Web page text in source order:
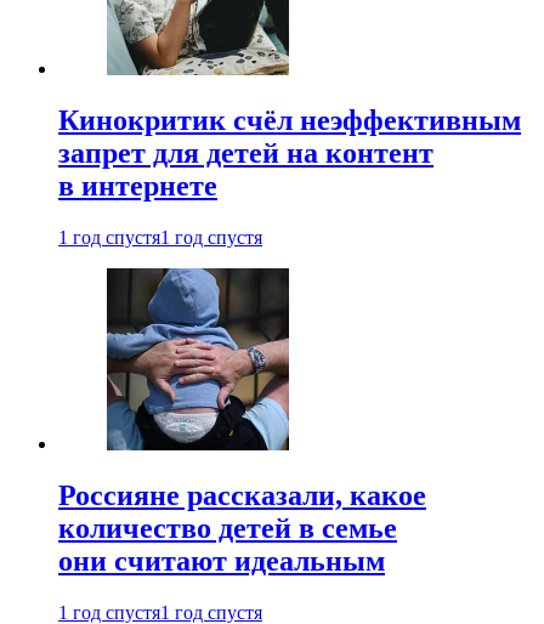
Кинокритик счёл неэффективным
запрет для детей на контент
в интернете
1 год спустя1 год спустя
Россияне рассказали, какое
количество детей в семье
они считают идеальным
1 год спустя1 год спустя